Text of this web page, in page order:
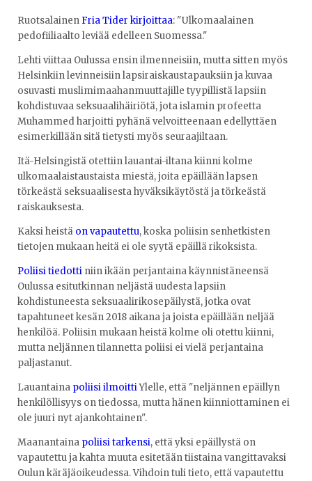
Ruotsalainen Fria Tider kirjoittaa: "Ulkomaalainen
pedofiiliaalto leviää edelleen Suomessa."
Lehti viittaa Oulussa ensin ilmenneisiin, mutta sitten myös
Helsinkiin levinneisiin lapsiraiskaustapauksiin ja kuvaa
osuvasti muslimimaahanmuuttajille tyypillistä lapsiin
kohdistuvaa seksuaalihäiriötä, jota islamin profeetta
Muhammed harjoitti pyhänä velvoitteenaan edellyttäen
esimerkillään sitä tietysti myös seuraajiltaan.
Itä-Helsingistä otettiin lauantai-iltana kiinni kolme
ulkomaalaistaustaista miestä, joita epäillään lapsen
törkeästä seksuaalisesta hyväksikäytöstä ja törkeästä
raiskauksesta.
Kaksi heistä on vapautettu, koska poliisin senhetkisten
tietojen mukaan heitä ei ole syytä epäillä rikoksista.
Poliisi tiedotti niin ikään perjantaina käynnistäneensä
Oulussa esitutkinnan neljästä uudesta lapsiin
kohdistuneesta seksuaalirikosepäilystä, jotka ovat
tapahtuneet kesän 2018 aikana ja joista epäillään neljää
henkilöä. Poliisin mukaan heistä kolme oli otettu kiinni,
mutta neljännen tilannetta poliisi ei vielä perjantaina
paljastanut.
Lauantaina poliisi ilmoittiYlelle, että "neljännen epäillyn
henkilöllisyys on tiedossa, mutta hänen kiinniottaminen ei
ole juuri nyt ajankohtainen".
Maanantaina poliisi tarkensi, että yksi epäillystä on
vapautettu ja kahta muuta esitetään tiistaina vangittavaksi
Oulun käräjäoikeudessa. Vihdoin tuli tieto, että vapautettu